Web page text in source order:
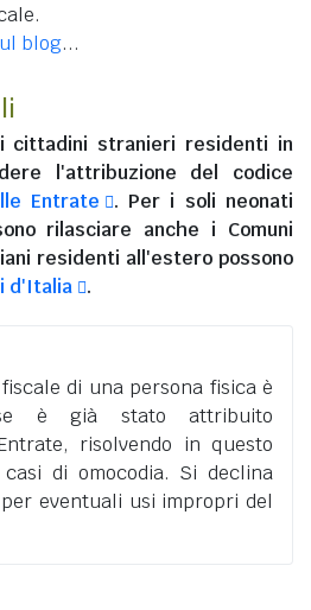
blog...
cittadini stranieri residenti in
l'attribuzione del codice
Entrate
. Per i soli neonati
rilasciare anche i Comuni
residenti all'esteropossono
d'Italia .
di una persona fisica è
è già stato attribuito
risolvendo in questo
di omocodia. Si declina
eventuali usi impropri del